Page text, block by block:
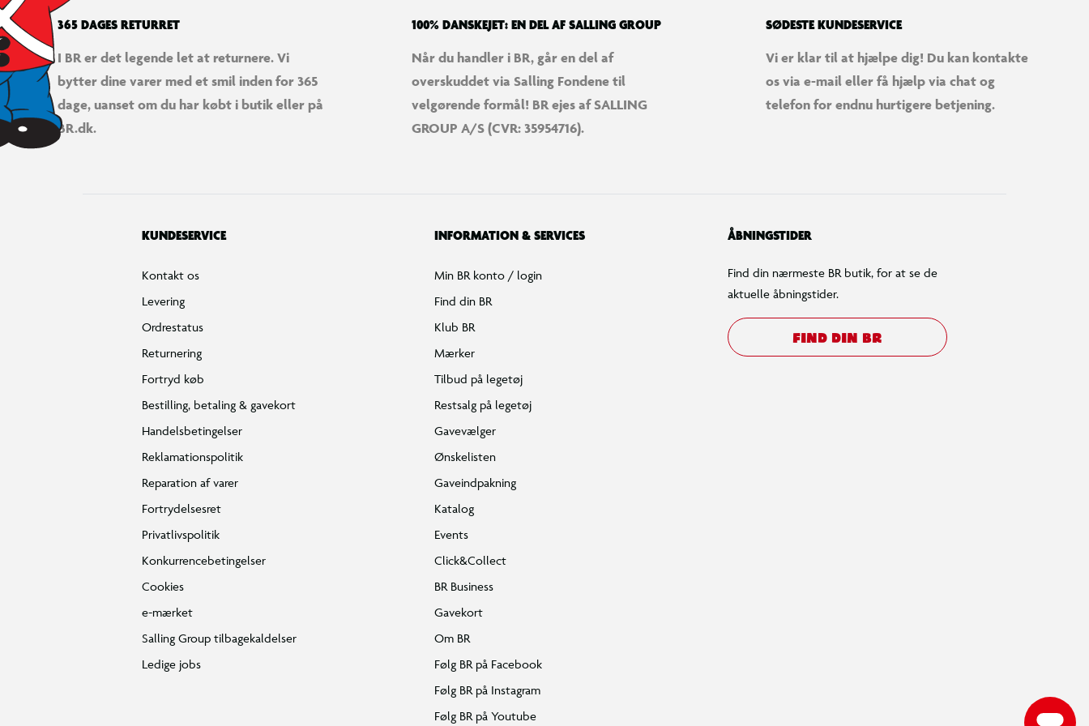
365 DAGES RETURRET
I BR er det legende let at returnere. Vi
bytter dine varer med et smil inden for 365
dage, uanset om du har købt i butik eller på
BR.dk.
100% DANSKEJET: EN DEL AF SALLING GROUP
Når du handler i BR, går en del af
overskuddet via Salling Fondene til
velgørende formål! BR ejes af SALLING
GROUP A/S (CVR: 35954716).
SØDESTE KUNDESERVICE
Vi er klar til at hjælpe dig! Du kan kontakte
os via e-mail eller få hjælp via chat og
telefon for endnu hurtigere betjening.
KUNDESERVICE
Kontakt os
Levering
Ordrestatus
Returnering
Fortryd køb
Bestilling, betaling & gavekort
Handelsbetingelser
Reklamationspolitik
Reparation af varer
Fortrydelsesret
Privatlivspolitik
Konkurrencebetingelser
Cookies
e-mærket
Salling Group tilbagekaldelser
Ledige jobs
INFORMATION & SERVICES
Min BR konto / login
Find din BR
Klub BR
Mærker
Tilbud på legetøj
Restsalg på legetøj
Gavevælger
Ønskelisten
Gaveindpakning
Katalog
Events
Click&Collect
BR Business
Gavekort
Om BR
Følg BR på Facebook
Følg BR på Instagram
Følg BR på Youtube
ÅBNINGSTIDER
Find din nærmeste BR butik, for at se de
aktuelle åbningstider.
FIND DIN BR